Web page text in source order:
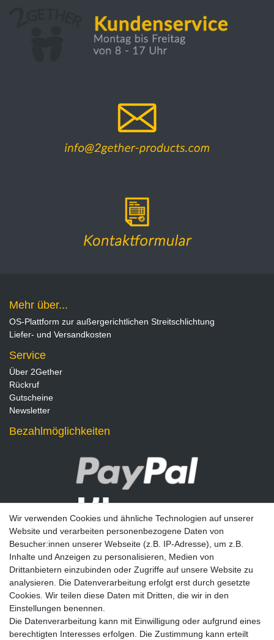
Mehr über...
OS-Plattform zur außergerichtlichen Streitschlichtung
Liefer- und Versandkosten
Service
Über 2Gether
Rückruf
Gutscheine
Newsletter
Bezahlmöglichkeiten
Newsletter
E-MAIL **
Wir verwenden Cookies und ähnliche Technologien auf unserer
Website und verarbeiten personenbezogene Daten von
Besucher:innen unserer Webseite (z.B. IP-Adresse), um z.B.
Inhalte und Anzeigen zu personalisieren, Medien von
Drittanbietern einzubinden oder Zugriffe auf unsere Website zu
analysieren. Die Datenverarbeitung erfolgt erst durch gesetzte
Cookies. Wir teilen diese Daten mit Dritten, die wir in den
Einstellungen benennen.
Die Datenverarbeitung kann mit Einwilligung oder aufgrund eines
berechtigten Interesses erfolgen. Die Zustimmung kann erteilt